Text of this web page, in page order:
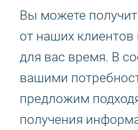
Вы можете
от наших
для вас время. В
вашими
предложим
получения